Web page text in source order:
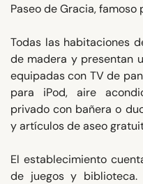
Paseo de Gracia,
Todas las habitaciones
de madera y presentan
equipadas con TV de
para iPod, aire
privado con bañera o
y artículos de aseo
El establecimiento
de juegos y biblioteca.